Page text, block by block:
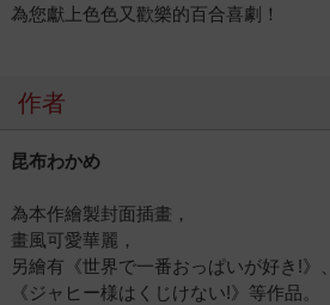
為您獻上色色又歡樂的百合喜劇！
作者
昆布わかめ
為本作繪製封面插畫，
畫風可愛華麗，
另繪有《世界で一番おっぱいが好き!》、
《ジャヒー様はくじけない!》等作品。